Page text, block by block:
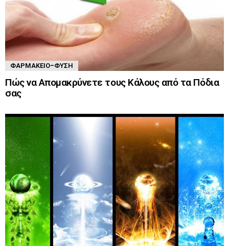
ΦΑΡΜΑΚΕΊΟ-ΦΎΣΗ
Πώς να Απομακρύνετε τους Κάλους από τα Πόδια
σας